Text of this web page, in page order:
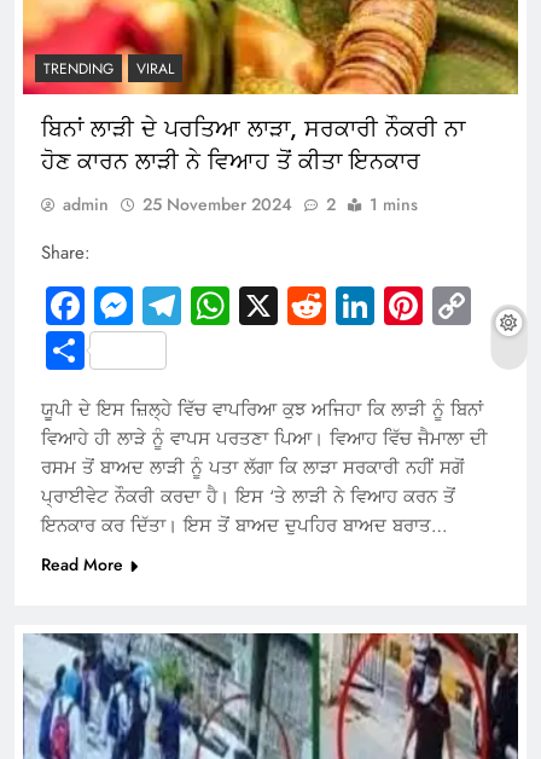
TRENDING VIRAL
ਬਿਨਾਂ ਲਾੜੀ ਦੇ ਪਰਤਿਆ ਲਾੜਾ, ਸਰਕਾਰੀ ਨੌਕਰੀ ਨਾ
ਹੋਣ ਕਾਰਨ ਲਾੜੀ ਨੇ ਵਿਆਹ ਤੋਂ ਕੀਤਾ ਇਨਕਾਰ
admin 25 November 2024 2 1 mins
Share:
Facebook
Messenger
Telegram
WhatsApp
X RedditLinkedIn
Link
Share
ਯੂਪੀ ਦੇ ਇਸ ਜ਼ਿਲ੍ਹੇ ਵਿੱਚ ਵਾਪਰਿਆ ਕੁਝ ਅਜਿਹਾ ਕਿ ਲਾੜੀ ਨੂੰ ਬਿਨਾਂ
ਵਿਆਹੇ ਹੀ ਲਾੜੇ ਨੂੰ ਵਾਪਸ ਪਰਤਣਾ ਪਿਆ। ਵਿਆਹ ਵਿੱਚ ਜੈਮਾਲਾ ਦੀ
ਰਸਮ ਤੋਂ ਬਾਅਦ ਲਾੜੀ ਨੂੰ ਪਤਾ ਲੱਗਾ ਕਿ ਲਾੜਾ ਸਰਕਾਰੀ ਨਹੀਂ ਸਗੋਂ
ਪ੍ਰਾਈਵੇਟ ਨੌਕਰੀ ਕਰਦਾ ਹੈ। ਇਸ ‘ਤੇ ਲਾੜੀ ਨੇ ਵਿਆਹ ਕਰਨ ਤੋਂ
ਇਨਕਾਰ ਕਰ ਦਿੱਤਾ। ਇਸ ਤੋਂ ਬਾਅਦ ਦੁਪਹਿਰ ਬਾਅਦ ਬਰਾਤ…
Read More